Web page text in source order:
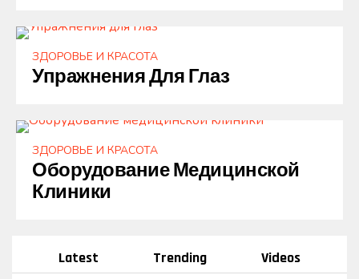
ЗДОРОВЬЕ И КРАСОТА
Упражнения Для Глаз
ЗДОРОВЬЕ И КРАСОТА
Оборудование Медицинской
Клиники
Latest Trending Videos